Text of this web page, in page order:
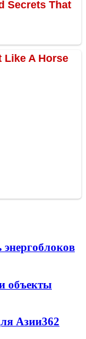
объекты
Азии362